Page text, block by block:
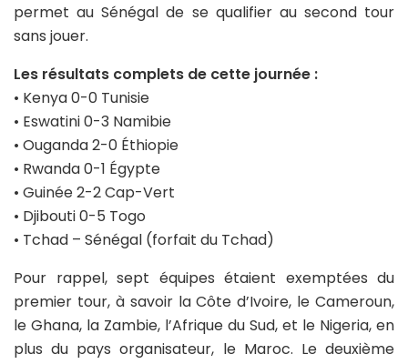
permet au Sénégal de se qualifier au second tour
sans jouer.
Les résultats complets de cette journée :
• Kenya 0-0 Tunisie
• Eswatini 0-3 Namibie
• Ouganda 2-0 Éthiopie
• Rwanda 0-1 Égypte
• Guinée 2-2 Cap-Vert
• Djibouti 0-5 Togo
• Tchad – Sénégal (forfait du Tchad)
Pour rappel, sept équipes étaient exemptées du
premier tour, à savoir la Côte d’Ivoire, le Cameroun,
le Ghana, la Zambie, l’Afrique du Sud, et le Nigeria, en
plus du pays organisateur, le Maroc. Le deuxième